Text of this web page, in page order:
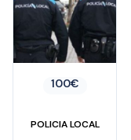
100€
POLICIA LOCAL